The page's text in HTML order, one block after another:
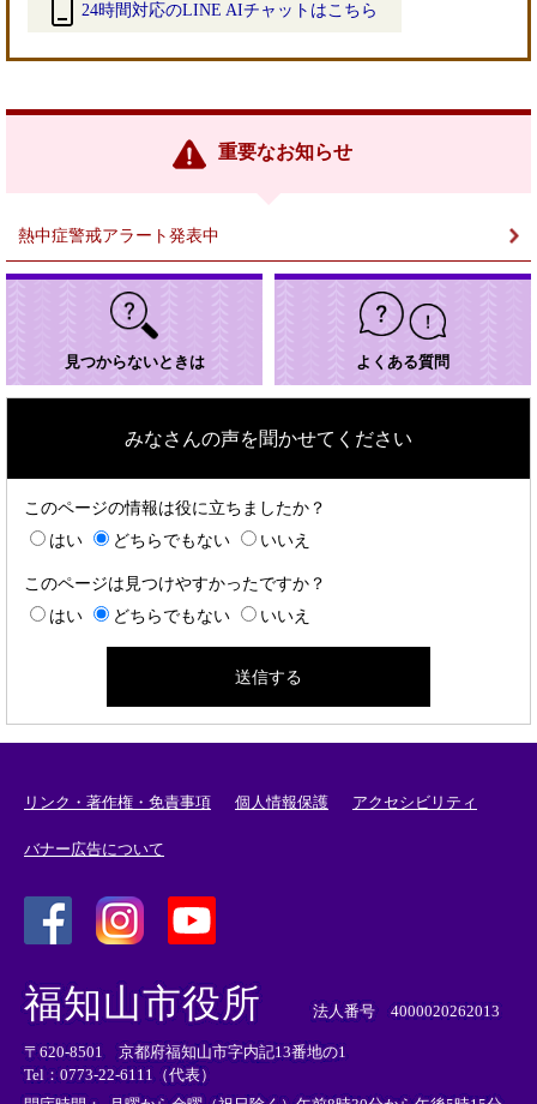
24時間対応のLINE AIチャットはこちら
リ
重要なお知らせ
熱中症警戒アラート発表中
見つからないときは よくある質問
みなさんの声を聞かせてください
このページの情報は役に立ちましたか？
はい
どちらでもない いいえ
このページは見つけやすかったですか？
はい
どちらでもない いいえ
リンク・著作権・免責事項 個人情報保護 アクセシビリティ
バナー広告について
外
部
リ
ン
ク
＞
外
リ
ン
ク
＞
外
部
ン
ク
＞
福知山市役所 法人番号 4000020262013
〒620-8501 京都府福知山市字内記13番地の1
Tel：0773-22-6111（代表）